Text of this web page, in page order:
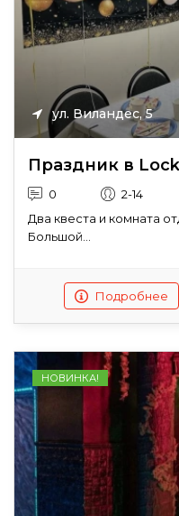
ул. Виландес, 5
Праздник в
0 2-14
Два квеста и комната
Большой...
Подробнее
НОВИНКА!